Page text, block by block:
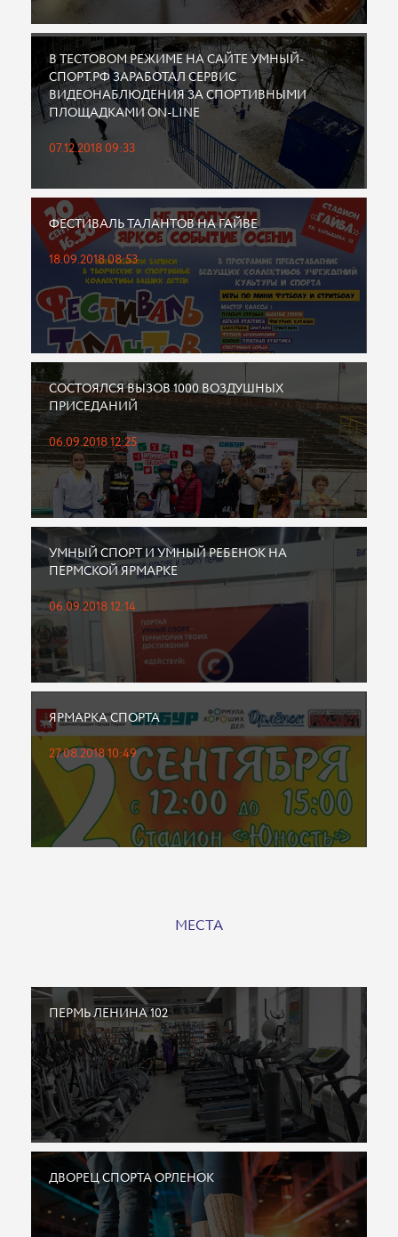
В ТЕСТОВОМ РЕЖИМЕ НА САЙТЕ УМНЫЙ-
СПОРТ.РФ ЗАРАБОТАЛ СЕРВИС
ВИДЕОНАБЛЮДЕНИЯ ЗА СПОРТИВНЫМИ
ПЛОЩАДКАМИ ON-LINE
07.12.2018 09:33
ФЕСТИВАЛЬ ТАЛАНТОВ НА ГАЙВЕ
18.09.2018 08:53
СОСТОЯЛСЯ ВЫЗОВ 1000 ВОЗДУШНЫХ
ПРИСЕДАНИЙ
06.09.2018 12:25
УМНЫЙ СПОРТ И УМНЫЙ РЕБЕНОК НА
ПЕРМСКОЙ ЯРМАРКЕ
06.09.2018 12:14
ЯРМАРКА СПОРТА
27.08.2018 10:49
МЕСТА
ПЕРМЬ ЛЕНИНА 102
ДВОРЕЦ СПОРТА ОРЛЕНОК